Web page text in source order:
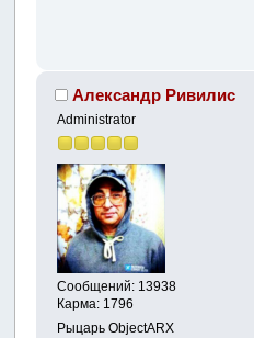
Александр Ривилис
Administrator
Сообщений: 13938
Карма: 1796
Рыцарь ObjectARX